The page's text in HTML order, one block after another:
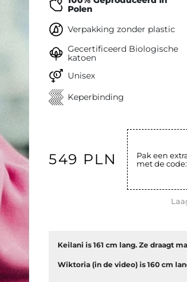
Polen
Verpakking zonder plastic
Gecertificeerd Biologische
katoen
Unisex
Keperbinding
549 PLN
Pak een
met de code:
Keilani is 161 cm lang. Ze draagt
Wiktoria (in de video) is 160 cm